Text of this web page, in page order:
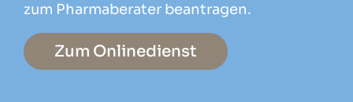
zum Pharmaberater beantragen.
Zum Onlinedienst